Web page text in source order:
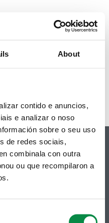
About
contido e anuncios,
e analizar o noso
sobre o seu uso
de redes sociais,
combinala con outra
ou que recompilaron a